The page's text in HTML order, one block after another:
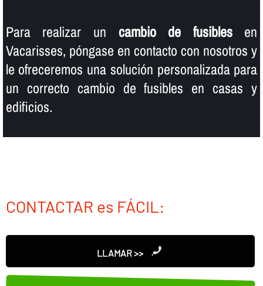
Para realizar un cambio de fusiblesen
Vacarisses, póngase en contacto con nosotros y
le ofreceremos una solución personalizada para
un correcto cambio de fusibles en casas y
edificios.
CONTACTAR es FÁCIL:
LLAMAR >>